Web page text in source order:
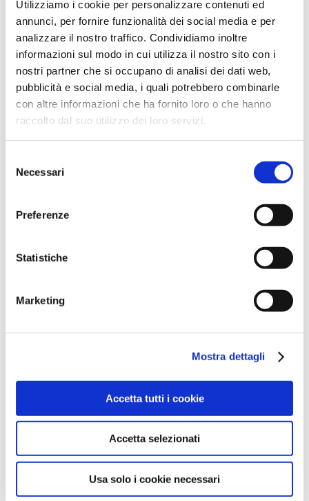
Utilizziamo i cookie per personalizzare contenuti ed
annunci, per fornire funzionalità dei social media e per
analizzare il nostro traffico. Condividiamo inoltre
informazioni sul modo in cui utilizza il nostro sito con i
nostri partner che si occupano di analisi dei dati web,
pubblicità e social media, i quali potrebbero combinarle
con altre informazioni che ha fornito loro o che hanno
raccolto dal suo utilizzo dei loro servizi.
delNecessari
Preferenze
Statistiche
Marketing
Mostra dettagli
Accetta tutti i cookie
Accetta selezionati
Usa solo i cookie necessari
Marzo 2024
Febbraio 2024
Dicembre 2023
Settembre 2023
Agosto 2023
Giugno 2023
Marzo 2023
Dicembre 2022
Ottobre 2022
Aprile 2022
Novembre 2021
Settembre 2021
Maggio 2021